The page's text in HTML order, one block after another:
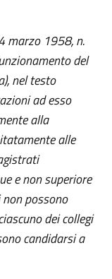
marzo 1958, n.
del
nel testo
ad esso
alla
alle
e non superiore
possono
dei collegi
candidarsi a